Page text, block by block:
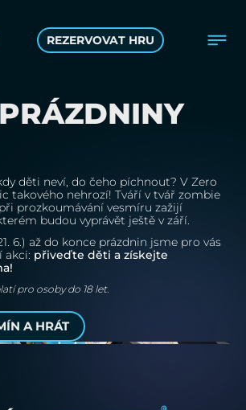
REZERVOVAT HRU
děti neví, do čeho píchnout? V Zero
takového nehrozí! Tváří v tvář zombie
prozkoumávání vesmíru zažijí
budou vyprávět ještě v září.
6.) až do konce prázdnin jsme pro vás
akci: přiveďte děti a získejte
pro osoby do 18 let.
A HRÁT